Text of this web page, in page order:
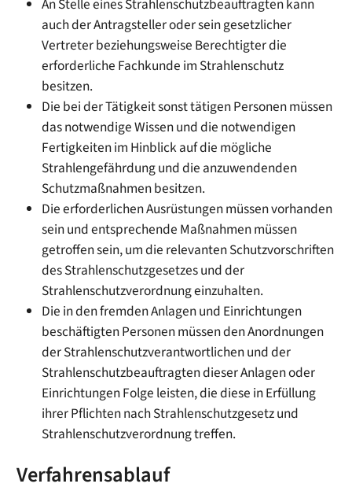
An Stelle eines Strahlenschutzbeauftragten kann
auch der Antragsteller oder sein gesetzlicher
Vertreter beziehungsweise Berechtigter die
erforderliche Fachkunde im Strahlenschutz
besitzen.
Die bei der Tätigkeit sonst tätigen Personen müssen
das notwendige Wissen und die notwendigen
Fertigkeiten im Hinblick auf die mögliche
Strahlengefährdung und die anzuwendenden
Schutzmaßnahmen besitzen.
Die erforderlichen Ausrüstungen müssen vorhanden
sein und entsprechende Maßnahmen müssen
getroffen sein, um die relevanten Schutzvorschriften
des Strahlenschutzgesetzes und der
Strahlenschutzverordnung einzuhalten.
Die in den fremden Anlagen und Einrichtungen
beschäftigten Personen müssen den Anordnungen
der Strahlenschutzverantwortlichen und der
Strahlenschutzbeauftragten dieser Anlagen oder
Einrichtungen Folge leisten, die diese in Erfüllung
ihrer Pflichten nach Strahlenschutzgesetz und
Strahlenschutzverordnung treffen.
Verfahrensablauf